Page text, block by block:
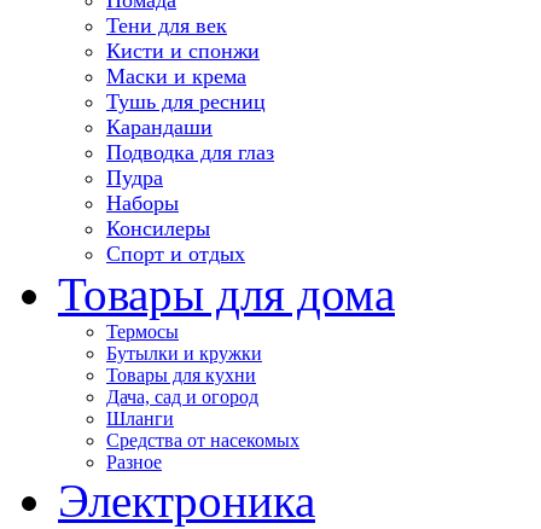
Тени для век
Кисти и спонжи
Маски и крема
Тушь для ресниц
Карандаши
Подводка для глаз
Пудра
Наборы
Консилеры
Спорт и отдых
Товары для дома
Термосы
Бутылки и кружки
Товары для кухни
Дача, сад и огород
Шланги
Средства от насекомых
Разное
Электроника